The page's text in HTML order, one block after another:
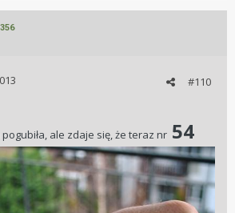
356
#110
ale zdaje się, że teraz nr 54